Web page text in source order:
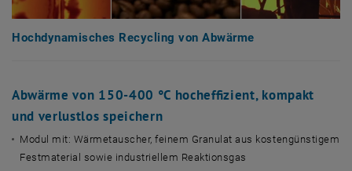
Hochdynamisches Recycling von Abwärme
Abwärme von 150-400 °C hocheffizient, kompakt
und verlustlos speichern
Modul mit: Wärmetauscher, feinem Granulat aus kostengünstigem
Festmaterial sowie industriellem Reaktionsgas